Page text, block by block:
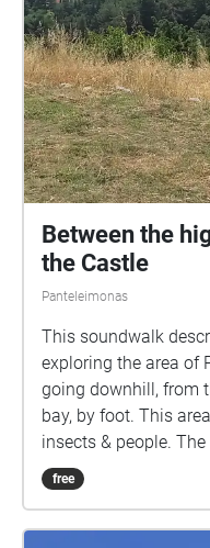
Between the
the Castle
Panteleimonas
This soundwalk
exploring the area of
going downhill, from
bay, by foot. This
insects & people.
combined with the
'harmony'. (This
free